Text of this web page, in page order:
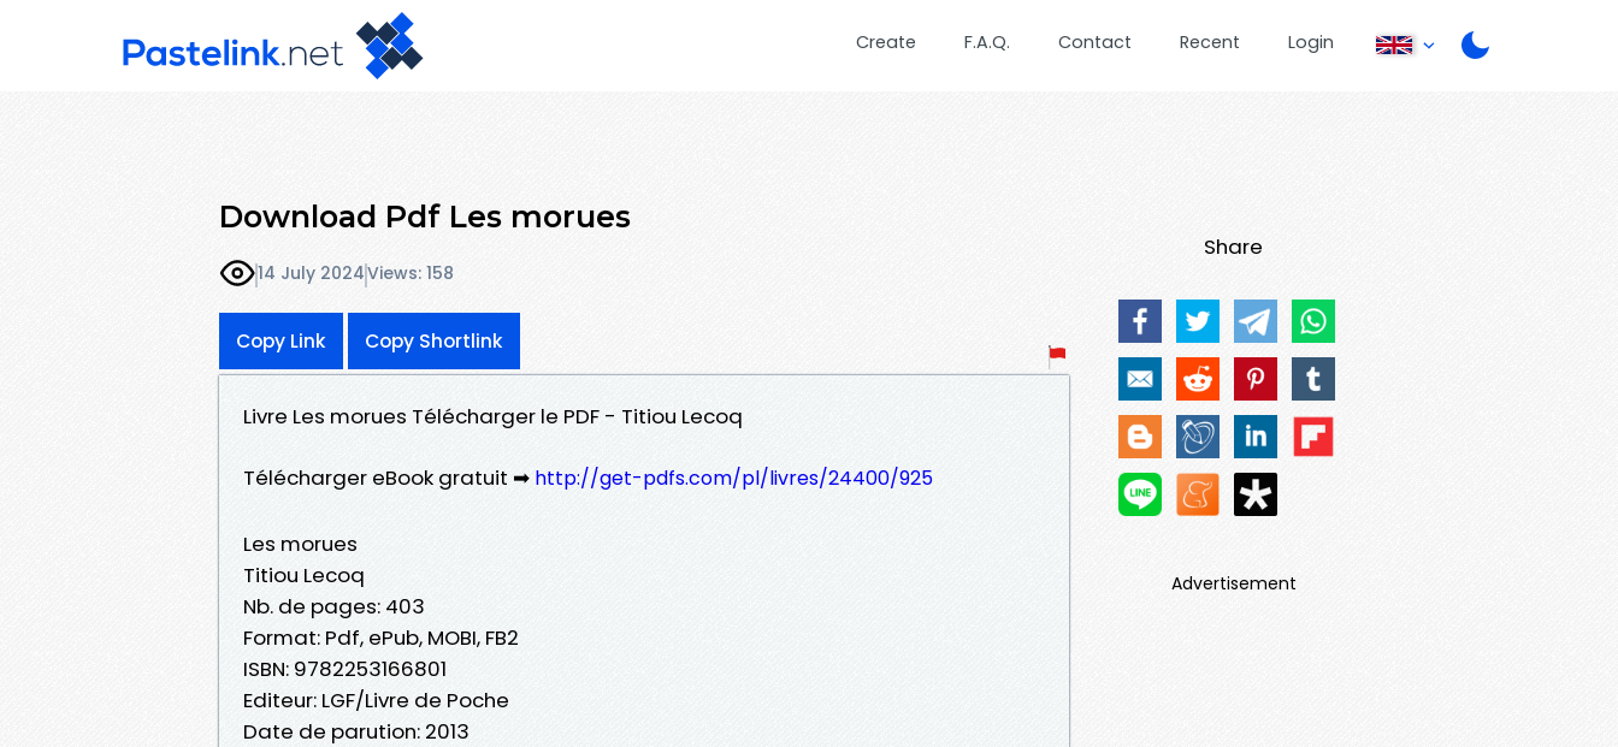
Create F.A.Q. Contact Recent Login
Download Pdf Les morues
14 July 2024Views: 158
Copy Link Copy Shortlink
Livre Les morues Télécharger le PDF - Titiou Lecoq
Télécharger eBook gratuit ➡ http://get-pdfs.com/pl/livres/24400/925
Les morues
Titiou Lecoq
Nb. de pages: 403
Format: Pdf, ePub, MOBI, FB2
ISBN: 9782253166801
Editeur: LGF/Livre de Poche
Date de parution: 2013
Share
Advertisement